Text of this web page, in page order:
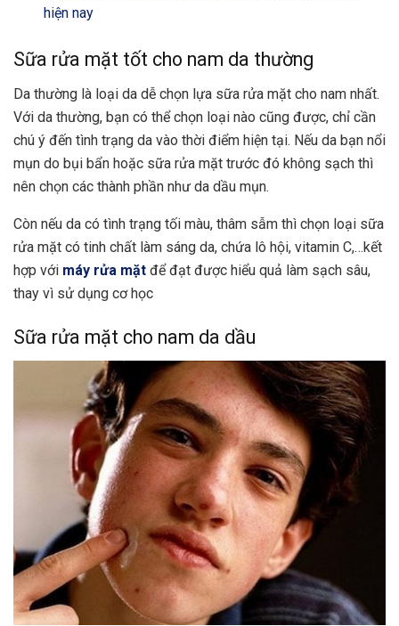
hiện nay
Sữa rửa mặt tốt cho nam da thường
Da thường là loại da dễ chọn lựa sữa rửa mặt cho nam nhất.
Với da thường, bạn có thể chọn loại nào cũng được, chỉ cần
chú ý đến tình trạng da vào thời điểm hiện tại. Nếu da bạn nổi
mụn do bụi bẩn hoặc sữa rửa mặt trước đó không sạch thì
nên chọn các thành phần như da dầu mụn.
Còn nếu da có tình trạng tối màu, thâm sẫm thì chọn loại sữa
rửa mặt có tinh chất làm sáng da, chứa lô hội, vitamin C,…kết
hợp với máy rửa mặt để đạt được hiểu quả làm sạch sâu,
thay vì sử dụng cơ học
Sữa rửa mặt cho nam da dầu